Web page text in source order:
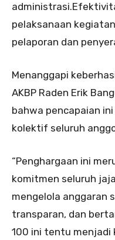
pelaksanaan
pelaporan dan
Menanggapi
AKBP Raden Erik
bahwa pencapaian
kolektif seluruh
“Penghargaan ini
komitmen seluruh
mengelola anggaran
transparan, dan
100 ini tentu menjadi